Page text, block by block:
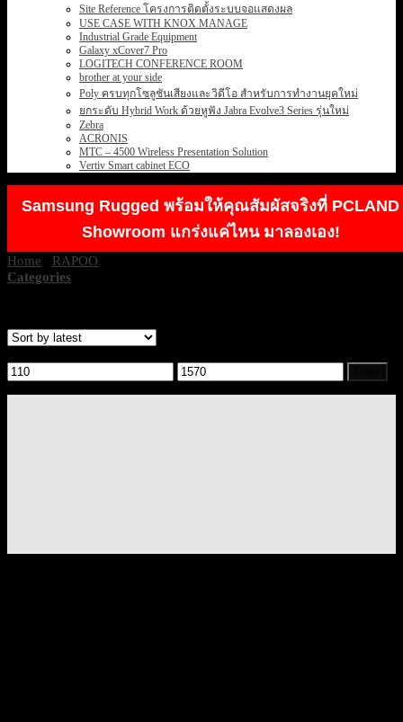
Site Reference โครงการติดตั้งระบบจอแสดงผล
USE CASE WITH KNOX MANAGE
Industrial Grade Equipment
Galaxy xCover7 Pro
LOGITECH CONFERENCE ROOM
brother at your side
Poly ครบทุกโซลูชันเสียงและวิดีโอ สำหรับการทำงานยุคใหม่
ยกระดับ Hybrid Work ด้วยหูฟัง Jabra Evolve3 Series รุ่นใหม่
Zebra
ACRONIS
MTC – 4500 Wireless Presentation Solution
Vertiv Smart cabinet ECO
Samsung Rugged พร้อมให้คุณสัมผัสจริงที่ PCLAND
Showroom แกร่งแค่ไหน มาลองเอง!
Home RAPOO
Categories
Min
price
Max
price